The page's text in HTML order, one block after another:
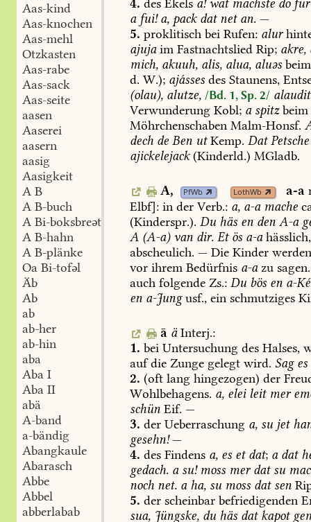
Aas-kind
Aas-knochen
Aas-mehl
Otzkasten
Aas-rabe
Aas-sack
Aas-seite
aasen
Aaserei
aasern
aasig
Aasigkeit
A B
A B-buch
A Bi-boksbreət
A B-hahn
A B-plänke
Oa Bi-tofəl
Äb
Ab
ab
ab-her
ab-hin
aba
Aba I
Aba II
abä
A-band
a-bändig
Abangkaule
Abarasch
Abbe
Abbel
abberlabab
4. des Ekels a!watmachste dofür
afui!a, packdatnetan. —
5. proklitisch bei Rufen: alur
ajujaim Fastnachtslied Rip; akre,
mich, akuuh, alis, alua, aluəs beim
d. W.); ajásses des Staunens,
(olau), alutze, /Bd. 1, Sp. 2/
Verwunderung Kobl; aspitzbeim
Möhrchenschaben Malm-Honsf.
dech de Ben ut Kemp. DatPetsche
ajickelejack(Kinderld.) MGladb.
A, PfWb LothWb a-a
Elbf]: in der Verb.: a, a-amache
(Kinderspr.). Du häs en den A-a
A (A-a)van dir. Etös a-ahässlich,
abscheulich. — Die Kinder
vor ihrem Bedürfnis a-azu sagen.
auch folgende Zs.: Du bös en a-
en a-Jungusf., ein schmutziges
ā äInterj.:
1. bei Untersuchung des Halses,
aufdie Zunge gelegt wird. Sages
2. (oft lang hingezogen) der
Wohlbehagens. a, eleileitmer
schün Eif. —
3. der Ueberraschung a, su jet
gesehn!—
4. des Findens a, es etdat; adat
gedach. asu!moss merdatsu
noch net. aha, su moss datsen
5. der scheinbar befriedigenden
sua, Jüngske, du häs datkapot